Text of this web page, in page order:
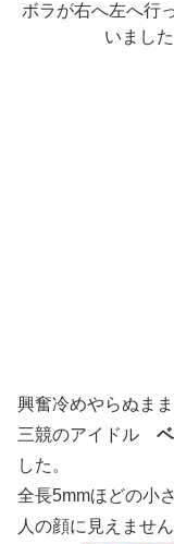
ボラが右へ左へ行
いまし
興奮冷めやらぬま
三競のアイドル
した。
全長5mmほどの小
人の顔に見えませ